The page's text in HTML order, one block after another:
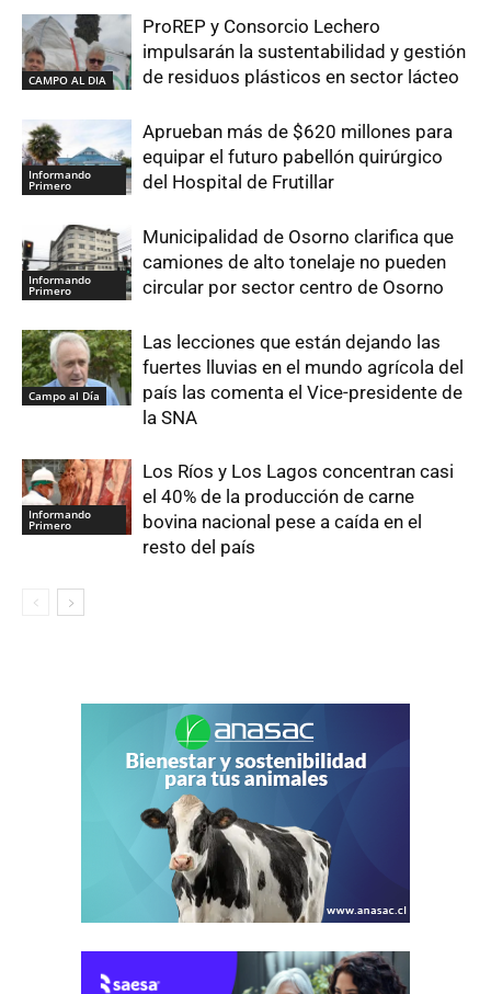
CAMPO AL DIA
ProREP y Consorcio Lechero
impulsarán la sustentabilidad y gestión
de residuos plásticos en sector lácteo
Informando
Primero
Aprueban más de $620 millones para
equipar el futuro pabellón quirúrgico
del Hospital de Frutillar
Informando
Primero
Municipalidad de Osorno clarifica que
camiones de alto tonelaje no pueden
circular por sector centro de Osorno
Campo al Día
Las lecciones que están dejando las
fuertes lluvias en el mundo agrícola del
país las comenta el Vice-presidente de
la SNA
Informando
Primero
Los Ríos y Los Lagos concentran casi
el 40% de la producción de carne
bovina nacional pese a caída en el
resto del país